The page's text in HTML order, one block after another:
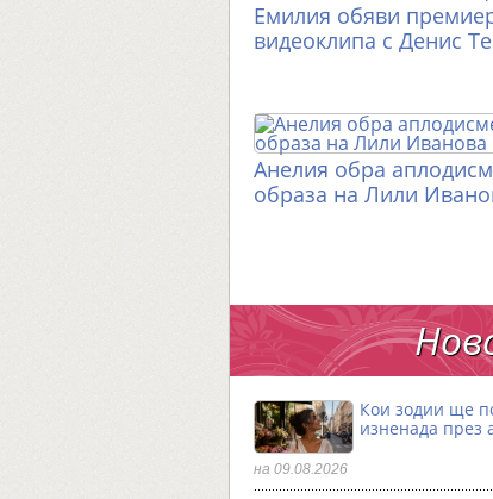
Емилия обяви
видеоклипа с Денис
Анелия обра
образа на Лили
Кои зодии ще
изненада през
на 09.08.2026